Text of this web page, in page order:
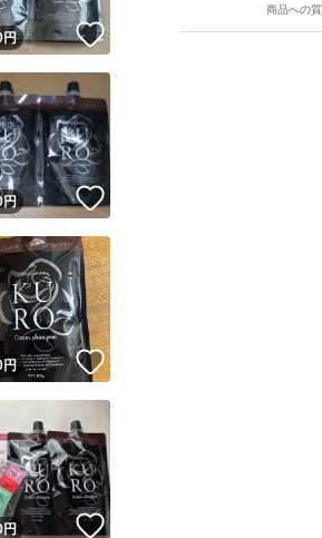
ーザーの実績について
満たしたユーザーにバッジを付与していま
フリマの基準をクリアした安心・安全なユーザーです
ーザーはYahoo!フリマの取引を完了させた実績があ
ーザーは他フリマサービスでの取引実績があります
発送を保証しているものではありません
ーザーは高頻度で24時間以内＆設定した発送日数内
商品への
商品の情報をコピーします
されています
です
出品ページへ
円
円
円 いいね！
円 いいね！